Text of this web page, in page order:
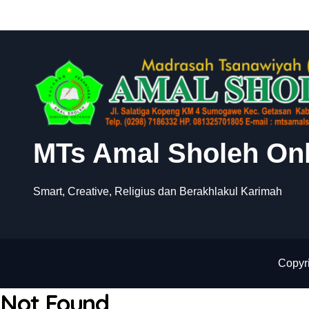
MTs Amal Sholeh
Smart, Creative, Religius dan Berakhlakul Karimah